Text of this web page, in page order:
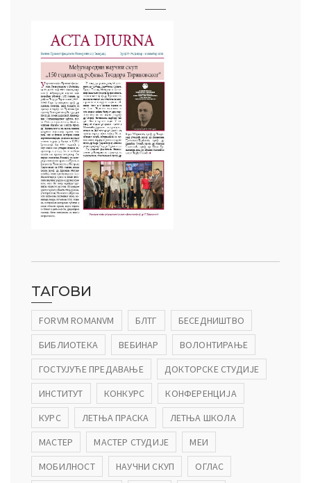
ТАГОВИ
FORVM ROMANVM БЛТГ
БЕСЕДНИШТВО
БИБЛИОТЕКА
ВЕБИНАР
ВОЛОНТИРАЊЕ
ГОСТУЈУЋЕ ПРЕДАВАЊЕ
ДОКТОРСКЕ СТУДИЈЕ
ИНСТИТУТ
КОНКУРС
КОНФЕРЕНЦИЈА
КУРС
ЛЕТЊА ПРАСКА
ЛЕТЊА ШКОЛА
МАСТЕР
МАСТЕР СТУДИЈЕ
МЕИ
МОБИЛНОСТ
НАУЧНИ СКУП
ОГЛАС